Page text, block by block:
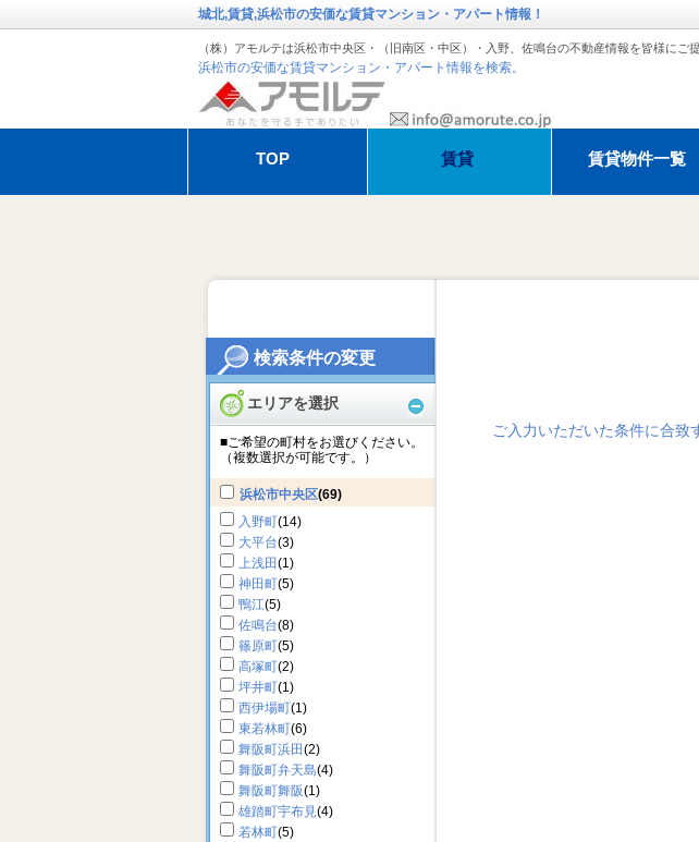
検索条件の変更
エリアを選択
■ご希望の町村をお選びください。
（複数選択が可能です。）
浜松市中央区(69)
入野町(14)
大平台(3)
上浅田(1)
神田町(5)
鴨江(5)
佐鳴台(8)
篠原町(5)
高塚町(2)
坪井町(1)
西伊場町(1)
東若林町(6)
舞阪町浜田(2)
舞阪町弁天島(4)
舞阪町舞阪(1)
雄踏町宇布見(4)
若林町(5)
城北,賃貸,浜松市の安価な賃貸マンション・アパート情報！
（株）アモルテは浜松市中央区・（旧南区・中区）・入野、佐鳴台の不動産情報を皆様にご
浜松市の安価な賃貸マンション・アパート情報を検索。
TOP 賃貸 賃貸物件一覧
ご入力いただいた条件に合致